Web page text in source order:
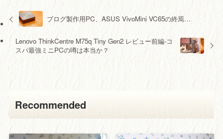
ブログ製作用PC、ASUS VivoMini VC65の終焉…
Lenovo ThinkCentre M75q Tiny Gen2 レビュー前編-コ
スパ最強ミニPCの噂は本当か？
Recommended